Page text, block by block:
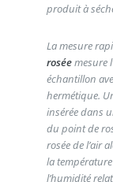
produit à
La mesure
roséemesure
échantillon
hermétique.
insérée dans
du point de
rosée de l’air
la
l’humidité